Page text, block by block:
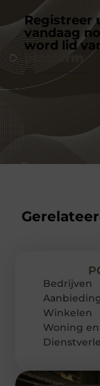
Registreer
vandaag
word lid
platform
Bedrijven
Winkelen
Woning en